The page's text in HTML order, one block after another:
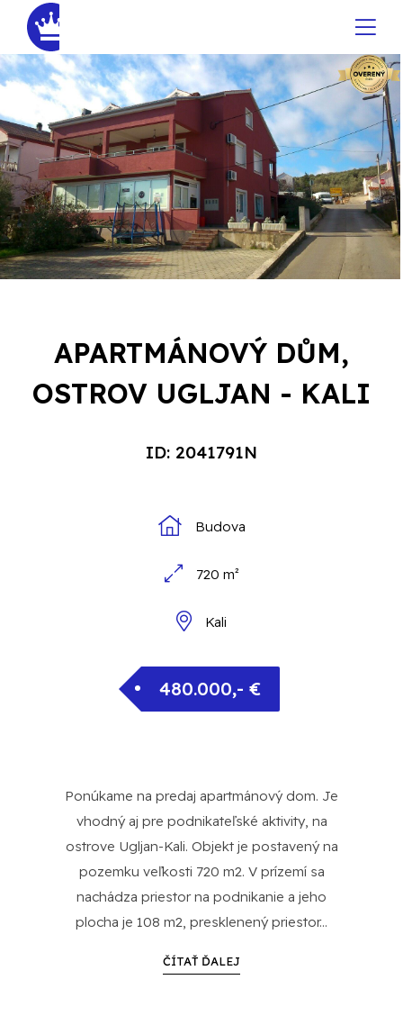
APARTMÁNOVÝ DŮM,
OSTROV UGLJAN - KALI
ID: 2041791N
Budova
720 m²
Kali
480.000,- €
Ponúkame na predaj apartmánový dom. Je
vhodný aj pre podnikateľské aktivity, na
ostrove Ugljan-Kali. Objekt je postavený na
pozemku veľkosti 720 m2. V prízemí sa
nachádza priestor na podnikanie a jeho
plocha je 108 m2, presklenený priestor...
ČÍTAŤ ĎALEJ